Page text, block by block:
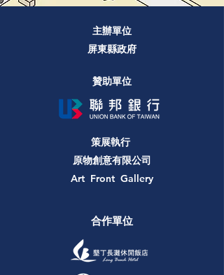
主辦單位
屏東縣政府
贊助單位
策展執行
原物創意有限公司
Art Front Gallery
合作單位